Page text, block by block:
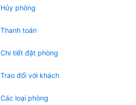
Hủy phòng
Thanh toán
Chi tiết đặt phòng
Trao đổi với khách
Các loại phòng